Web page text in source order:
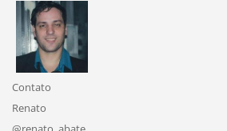
Contato
Renato